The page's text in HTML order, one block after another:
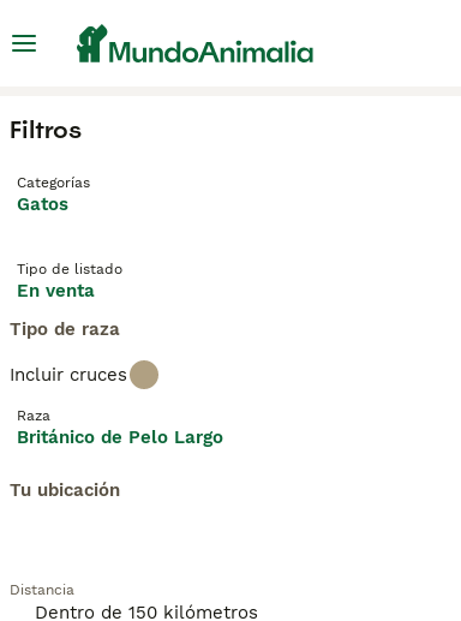
Filtros
Categorías
Gatos
Tipo de listado
En venta
Tipo de raza
Incluir cruces
Raza
Británico de Pelo Largo
Tu ubicación
Distancia